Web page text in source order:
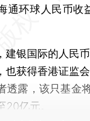
环球人民币收
银国际的人民
也获得香港证监
透露，该只基金
20亿元。